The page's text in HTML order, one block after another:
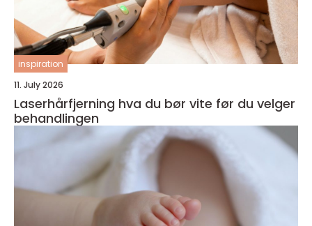
inspiration
11. July 2026
Laserhårfjerning hva du bør vite før du velger
behandlingen